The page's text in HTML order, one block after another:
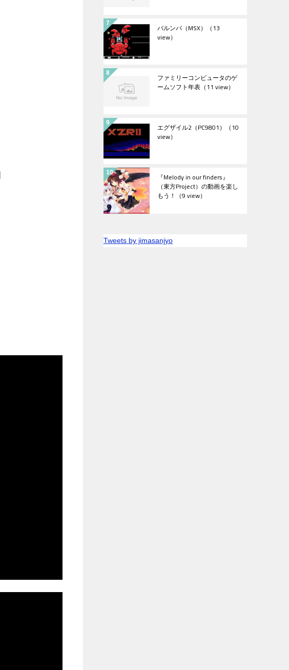
バルンバ（MSX） （13
view）
ファミリーコンピュータのゲ
ームソフト年表 （11 view）
エグザイル2（PC9801） （10
view）
『Melody in our finders』
（東方Project）の動画を楽し
もう！ （9 view）
Tweets by jimasanjyo